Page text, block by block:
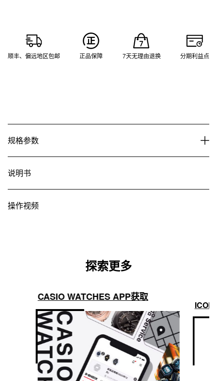
顺丰、偏远地区包邮 正品保障 7天无理由退换 分期利益点
规格参数
说明书
操作视频
探索更多
CASIO WATCHES APP获取